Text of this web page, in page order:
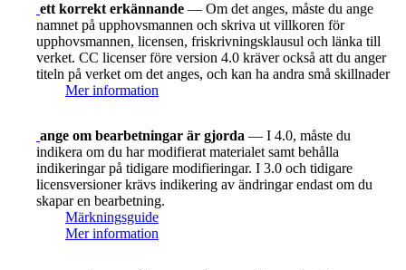
ett korrekt erkännande — Om det anges, måste du ange
namnet på upphovsmannen och skriva ut villkoren för
upphovsmannen, licensen, friskrivningsklausul och länka till
verket. CC licenser före version 4.0 kräver också att du anger
titeln på verket om det anges, och kan ha andra små skillnader
Mer information
ange om bearbetningar är gjorda — I 4.0, måste du
indikera om du har modifierat materialet samt behålla
indikeringar på tidigare modifieringar. I 3.0 och tidigare
licensversioner krävs indikering av ändringar endast om du
skapar en bearbetning.
Märkningsguide
Mer information